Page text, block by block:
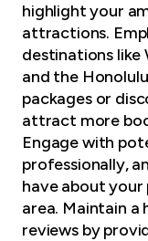
highlight your
attractions.
destinations like
and the
packages or
attract more
Engage with
professionally,
have about
area. Maintain a
reviews by